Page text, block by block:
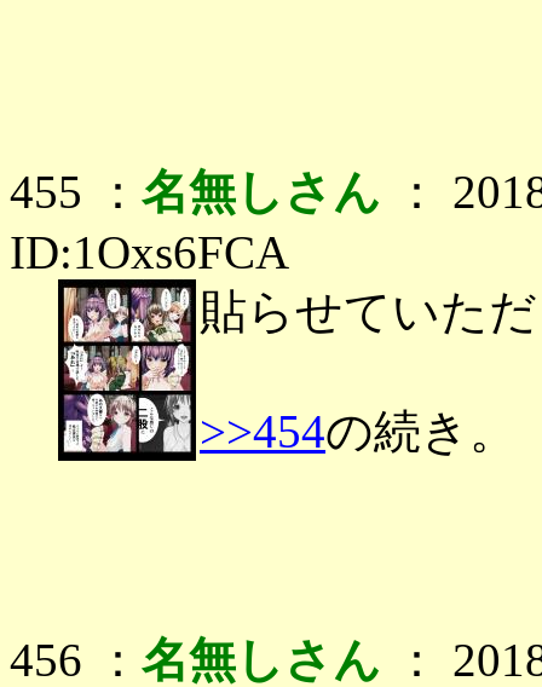
455 ： 名無しさん ：
ID:1Oxs6FCA
貼らせていた
>>454の続き。
456 ： 名無しさん ：